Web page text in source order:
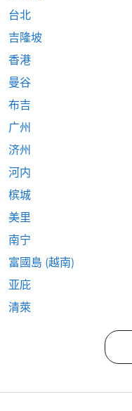
台北
吉隆坡
香港
曼谷
布吉
广州
济州
河内
槟城
美里
南宁
富國島 (越南)
亚庇
清萊